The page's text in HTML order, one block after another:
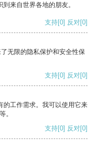
来自世界各地的朋友。
支持[0] 反对[0]
无限的隐私保护和安全性保
支持[0] 反对[0]
的工作需求。我可以使用它来
。
支持[0] 反对[0]